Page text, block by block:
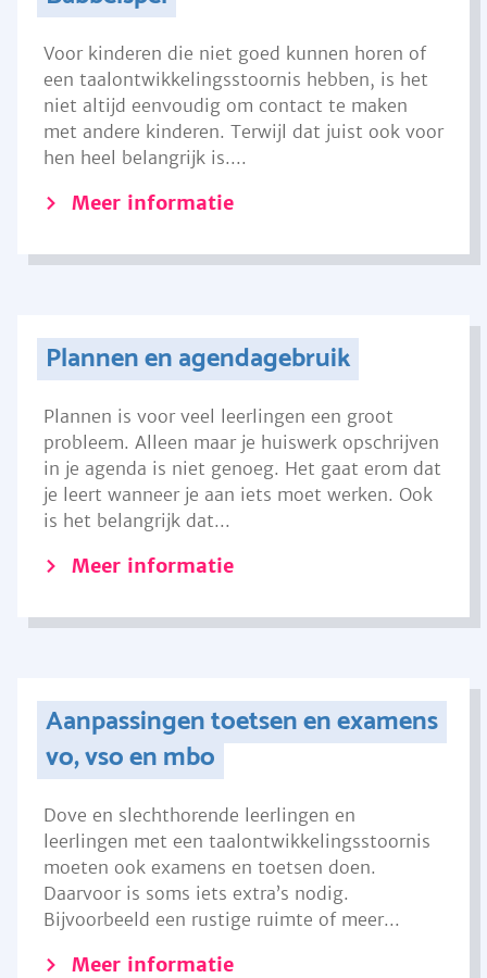
Voor kinderen die niet goed kunnen horen of
een taalontwikkelingsstoornis hebben, is het
niet altijd eenvoudig om contact te maken
met andere kinderen. Terwijl dat juist ook voor
hen heel belangrijk is....
Meer informatie
Plannen en agendagebruik
Plannen is voor veel leerlingen een groot
probleem. Alleen maar je huiswerk opschrijven
in je agenda is niet genoeg. Het gaat erom dat
je leert wanneer je aan iets moet werken. Ook
is het belangrijk dat...
Meer informatie
Aanpassingen toetsen en examens
vo, vso en mbo
Dove en slechthorende leerlingen en
leerlingen met een taalontwikkelingsstoornis
moeten ook examens en toetsen doen.
Daarvoor is soms iets extra’s nodig.
Bijvoorbeeld een rustige ruimte of meer...
Meer informatie